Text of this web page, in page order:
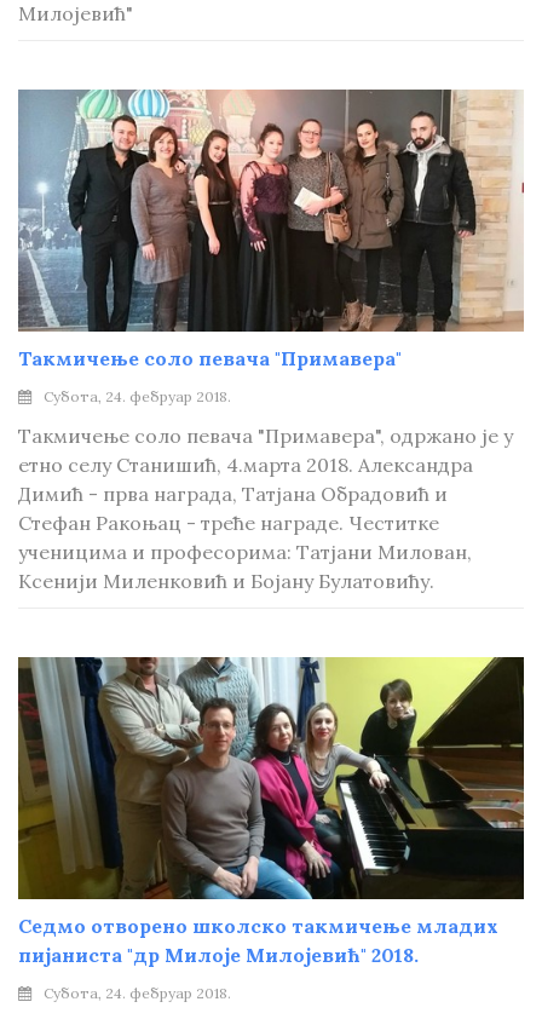
Милојевић"
Такмичење соло певача "Примавера"
Субота, 24. фебруар 2018.
Такмичење соло певача "Примавера", одржано је у
етно селу Станишић, 4.марта 2018. Александра
Димић - прва награда, Татјана Обрадовић и
Стефан Ракоњац - треће награде. Честитке
ученицима и професорима: Татјани Милован,
Ксенији Миленковић и Бојану Булатовићу.
Седмо отворено школско такмичење младих
пијаниста "др Милоје Милојевић" 2018.
Субота, 24. фебруар 2018.